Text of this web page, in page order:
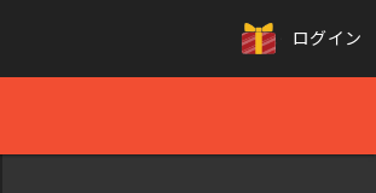
ログイン